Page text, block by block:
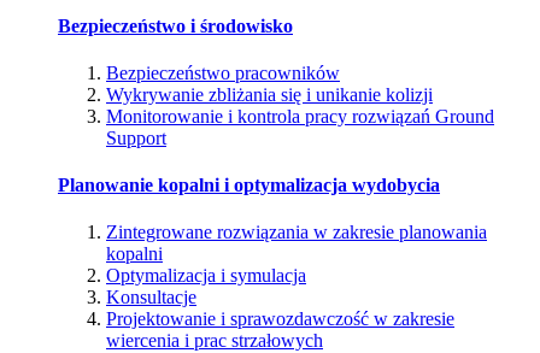
Bezpieczeństwo i środowisko
Bezpieczeństwo pracowników
Wykrywanie zbliżania się i unikanie kolizji
Monitorowanie i kontrola pracy rozwiązań Ground
Support
Planowanie kopalni i optymalizacja wydobycia
Zintegrowane rozwiązania w zakresie planowania
kopalni
Optymalizacja i symulacja
Konsultacje
Projektowanie i sprawozdawczość w zakresie
wiercenia i prac strzałowych